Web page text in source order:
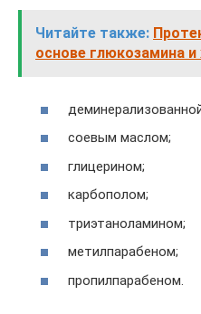
Читайте также:
основе глюкозамина
соевым маслом;
глицерином;
карбополом;
триэтаноламином;
метилпарабеном;
пропилпарабеном.